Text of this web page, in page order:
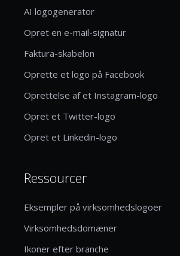
AI logogenerator
Opret en e-mail-signatur
Faktura-skabelon
Oprette et logo på Facebook
Oprettelse af et Instagram-logo
Opret et Twitter-logo
Opret et Linkedin-logo
Ressourcer
Eksempler på virksomhedslogoer
Virksomhedsdomæner
Ikoner efter branche